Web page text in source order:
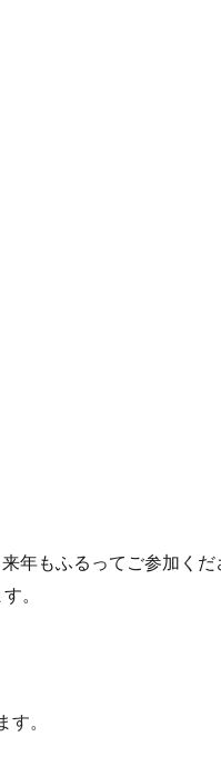
年もふるってご参加くだ
。
す。